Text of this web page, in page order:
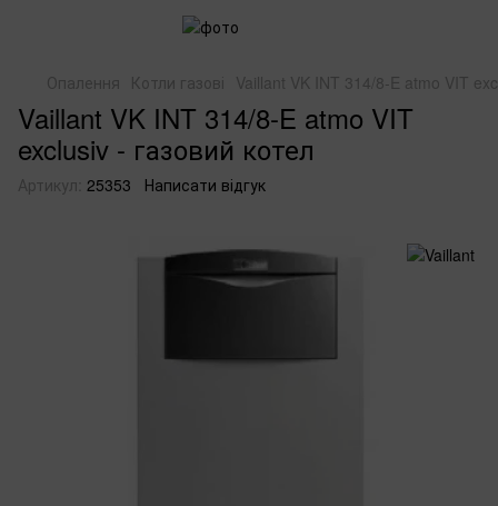
Опалення Котли газові Vaillant VK INT 314/8-E atmo VIT
Vaillant VK INT 314/8-E atmo VIT
exclusiv - газовий котел
Артикул: 25353 Написати відгук